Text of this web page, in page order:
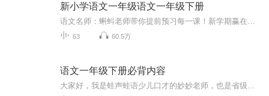
新小学语文一年级语文一年级下册
63 60.5万
语文一年级下册必背内容